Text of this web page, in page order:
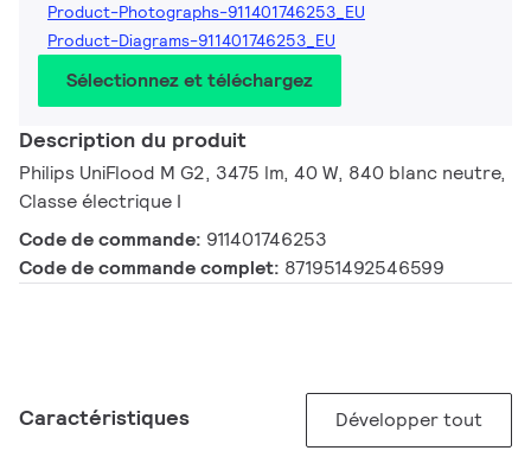
Product-Photographs-911401746253_EU
Product-Diagrams-911401746253_EU
Sélectionnez et téléchargez
Description du produit
Philips UniFlood M G2, 3475 lm, 40 W, 840 blanc neutre,
Classe électrique I
Code de commande: 911401746253
Code de commande complet: 871951492546599
Caractéristiques Développer tout